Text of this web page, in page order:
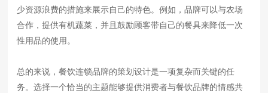
少资源浪费的措施来展示自己的特色。例如，品牌可以与农场
合作，提供有机蔬菜，并且鼓励顾客带自己的餐具来降低一次
性用品的使用。
总的来说，餐饮连锁品牌的策划设计是一项复杂而关键的任
务。选择一个恰当的主题能够提供消费者与餐饮品牌的情感共